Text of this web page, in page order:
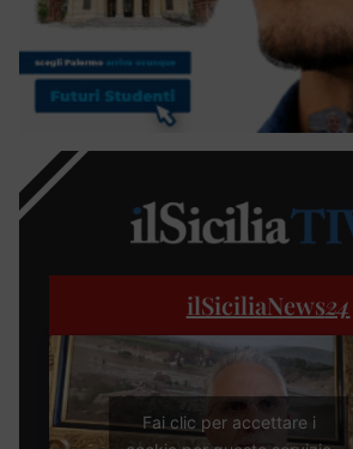
ilSiciliaNews24
Fai clic per accettare i